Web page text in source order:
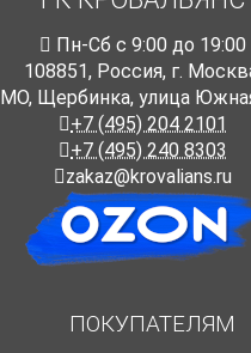
Пн-Cб с 9:00 до 19:00
108851, Россия, г.
МО, Щербинка, улица
+7 (495) 204 2101
+7 (495) 240 8303
zakaz@krovalians.ru
ПОКУПАТЕЛЯМ